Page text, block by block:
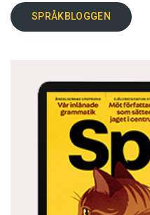
SPRÅKBLOGGEN